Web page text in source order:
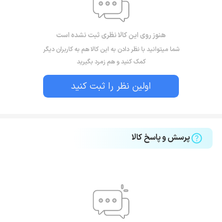
هنوز روی این کالا نظری ثبت نشده است
شما میتوانید با نظر دادن به این کالا هم به کاربران دیگر
کمک کنید و هم زمرد بگیرید
اولین نظر را ثبت کنید
پرسش و پاسخ کالا